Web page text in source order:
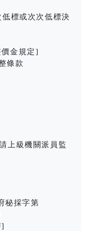
標或次次低標決
金規定]
條款
上級機關派員監
秘採字第
]